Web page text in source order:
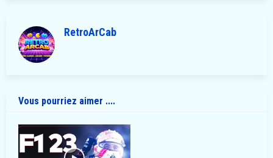
RetroArCab
Vous pourriez aimer ....